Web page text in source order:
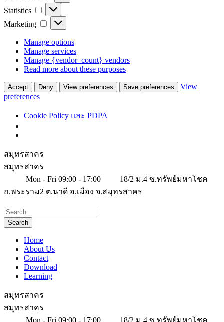
Statistics Statistics
Marketing Marketing
Manage options
Manage services
Manage {vendor_count} vendors
Read more about these purposes
Accept Deny View preferences Save preferences
View
preferences
Cookie Policy และ PDPA
สมุทรสาคร
สมุทรสาคร
Mon - Fri 09:00 - 17:00
18/2 ม.4 ซ.ทรัพย์มหาโชค
ถ.พระราม2 ต.นาดี อ.เมือง จ.สมุทรสาคร
Home
About Us
Contact
Download
Learning
สมุทรสาคร
สมุทรสาคร